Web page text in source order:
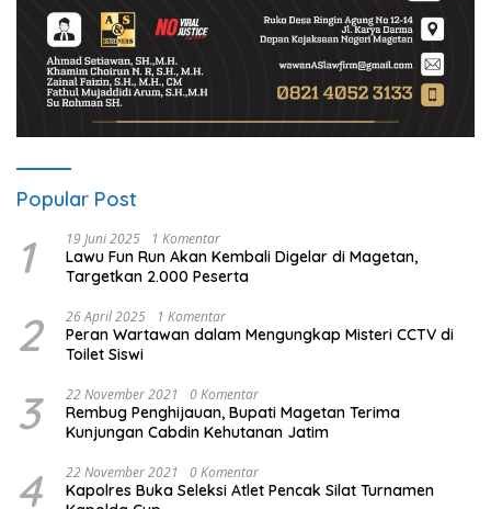
Popular Post
1 19 Juni 2025 1 Komentar
Lawu Fun Run Akan Kembali Digelar di Magetan,
Targetkan 2.000 Peserta
2 26 April 2025 1 Komentar
Peran Wartawan dalam Mengungkap Misteri CCTV di
Toilet Siswi
3 22 November 2021 0 Komentar
Rembug Penghijauan, Bupati Magetan Terima
Kunjungan Cabdin Kehutanan Jatim
4 22 November 2021 0 Komentar
Kapolres Buka Seleksi Atlet Pencak Silat Turnamen